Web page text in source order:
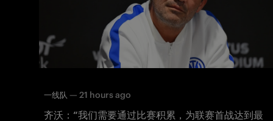
一线队 — 21 hours ago
齐沃：“我们需要通过比赛积累，为联赛首战达到最